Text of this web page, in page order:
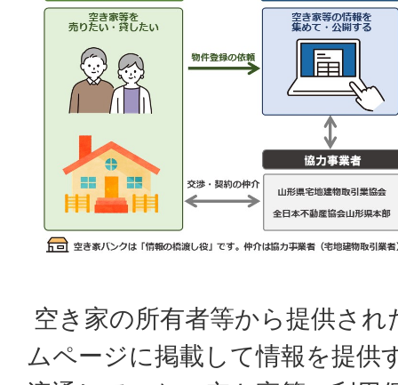
空き家の所有者等から提供さ
ムページに掲載して情報を提供